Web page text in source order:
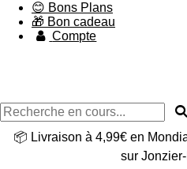
😊 Bons Plans
🎁 Bon cadeau
Compte
📦 Livraison à 4,99€ en
sur